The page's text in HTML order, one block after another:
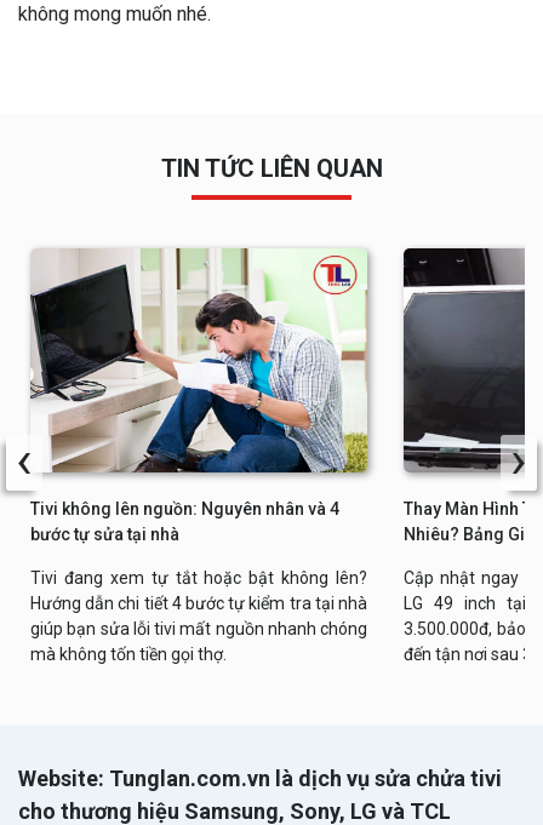
không mong muốn nhé.
TIN TỨC LIÊN QUAN
Tivi không lên nguồn: Nguyên nhân và 4
bước tự sửa tại nhà
Tivi đang xem tự tắt hoặc bật không lên?
Hướng dẫn chi tiết 4 bước tự kiểm tra tại nhà
giúp bạn sửa lỗi tivi mất nguồn nhanh chóng
mà không tốn tiền gọi thợ.
Thay Màn Hình
Nhiêu? Bảng Giá
Cập nhật ngay
LG 49 inch tại
3.500.000đ, bảo
đến tận nơi sau
‹ ›
Website: Tunglan.com.vn là dịch vụ sửa chửa tivi
cho thương hiệu Samsung, Sony, LG và TCL